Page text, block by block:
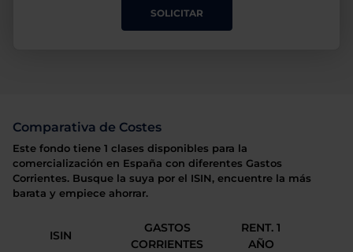
SOLICITAR
Comparativa de Costes
Este fondo tiene 1 clases disponibles para la
comercialización en España con diferentes Gastos
Corrientes. Busque la suya por el ISIN, encuentre la más
barata y empiece ahorrar.
ISIN
GASTOS
CORRIENTES
RENT. 1
AÑO